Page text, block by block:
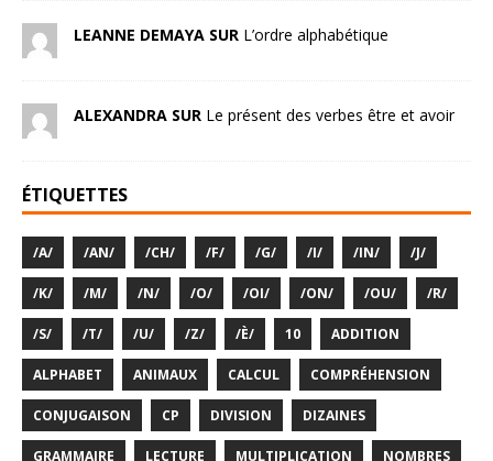
LEANNE DEMAYA SUR L’ordre alphabétique
ALEXANDRA SUR Le présent des verbes être et avoir
ÉTIQUETTES
/A/ /AN/ /CH/ /F/ /G/ /I/ /IN/ /J/
/K/ /M/ /N/ /O/ /OI/ /ON/ /OU/ /R/
/S/ /T/ /U/ /Z/ /È/ 10 ADDITION
ALPHABET ANIMAUX CALCUL COMPRÉHENSION
CONJUGAISON CP DIVISION DIZAINES
GRAMMAIRE LECTURE MULTIPLICATION NOMBRES